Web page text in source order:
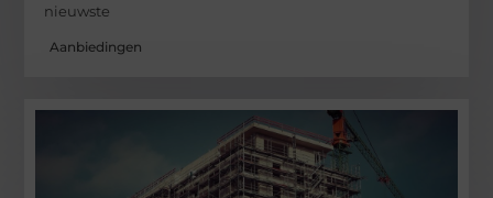
nieuwste
Aanbiedingen